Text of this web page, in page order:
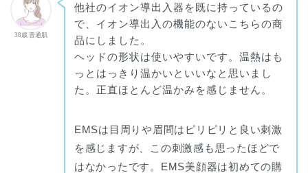
38歳 普通肌
他社のイオン導出入器を既に持っているの
で、イオン導出入の機能のないこちらの商
品にしました。
ヘッドの形状は使いやすいです。温熱はも
っとはっきり温かいといいなと思いまし
た。正直ほとんど温かみを感じません。
EMSは目周りや眉間はピリピリと良い刺激
を感じますが、この刺激感も思ったほどで
はなかったです。EMS美顔器は初めての購